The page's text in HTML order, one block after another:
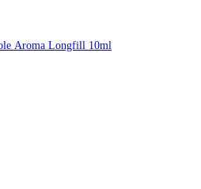
Aroma Longfill 10ml